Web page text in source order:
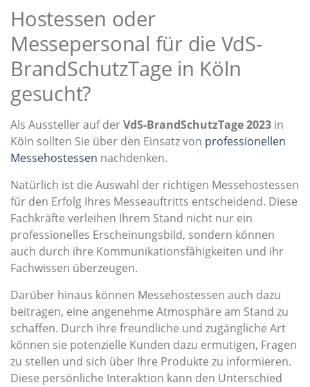
Hostessen oder
Messepersonal für die VdS-
BrandSchutzTage in Köln
gesucht?
Als Aussteller auf derVdS-BrandSchutzTage 2023 in
Köln sollten Sie über den Einsatz von professionellen
Messehostessen nachdenken.
Natürlich ist die Auswahl der richtigen Messehostessen
für den Erfolg Ihres Messeauftritts entscheidend. Diese
Fachkräfte verleihen Ihrem Stand nicht nur ein
professionelles Erscheinungsbild, sondern können
auch durch ihre Kommunikationsfähigkeiten und ihr
Fachwissen überzeugen.
Darüber hinaus können Messehostessen auch dazu
beitragen, eine angenehme Atmosphäre am Stand zu
schaffen. Durch ihre freundliche und zugängliche Art
können sie potenzielle Kunden dazu ermutigen, Fragen
zu stellen und sich über Ihre Produkte zu informieren.
Diese persönliche Interaktion kann den Unterschied